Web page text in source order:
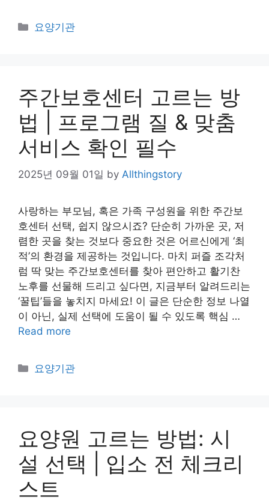
Categories
요양기관
주간보호센터 고르는 방
법 | 프로그램 질 & 맞춤
서비스 확인 필수
2025년 09월 01일 by Allthingstory
사랑하는 부모님, 혹은 가족 구성원을 위한 주간보
호센터 선택, 쉽지 않으시죠? 단순히 가까운 곳, 저
렴한 곳을 찾는 것보다 중요한 것은 어르신에게 ‘최
적’의 환경을 제공하는 것입니다. 마치 퍼즐 조각처
럼 딱 맞는 주간보호센터를 찾아 편안하고 활기찬
노후를 선물해 드리고 싶다면, 지금부터 알려드리는
‘꿀팁’들을 놓치지 마세요! 이 글은 단순한 정보 나열
이 아닌, 실제 선택에 도움이 될 수 있도록 핵심 …
Read more
Categories
요양기관
요양원 고르는 방법: 시
설 선택 | 입소 전 체크리
스트